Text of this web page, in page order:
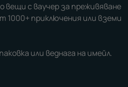
вещи с ваучер за преживяване
1000+ приключения или вземи
или веднага на имейл.